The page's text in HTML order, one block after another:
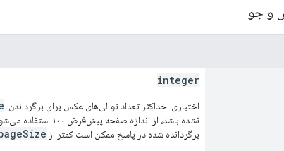
و جو
integer
اختیاری. حداکثر تعداد توالی‌های عکس برای برگرداندن.
نشده باشد، از اندازه صفحه پیش‌فرض ۱۰۰ استفاده می‌شود. اگر تعداد تطابق‌ها کمتر از
برگردانده شده در پاسخ ممکن است کمتر از